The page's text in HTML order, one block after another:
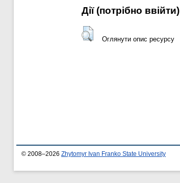
Дії ​​(потрібно ввійти)
Оглянути опис ресурсу
© 2008–2026 Zhytomyr Ivan Franko State University